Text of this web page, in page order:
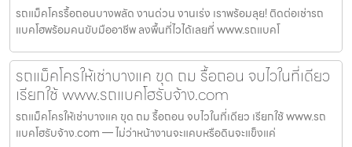
รถแม็คโครรื้อถอนบางพลัด งานด่วน งานเร่ง เราพร้อมลุย! ติดต่อเช่ารถ
แบคโฮพร้อมคนขับมืออาชีพ ลงพื้นที่ไวได้เลยที่ www.รถแบคโ
รถแม็คโครให้เช่าบางแค ขุด ถม รื้อถอน จบไวในที่เดียว
เรียกใช้ www.รถแบคโฮรับจ้าง.com
รถแม็คโครให้เช่าบางแค ขุด ถม รื้อถอน จบไวในที่เดียว เรียกใช้ www.รถ
แบคโฮรับจ้าง.com — ไม่ว่าหน้างานจะแคบหรือดินจะแข็งแค่